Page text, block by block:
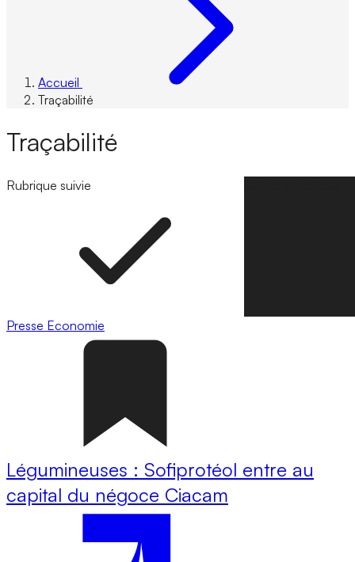
Accueil
Traçabilité
Traçabilité
Rubrique suivie
Presse Economie
Légumineuses : Sofiprotéol entre au
capital du négoce Ciacam